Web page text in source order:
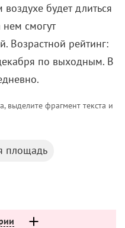
будет длиться
смогут
Возрастной рейтинг:
по выходным. В
выделите фрагмент текста и
площадь